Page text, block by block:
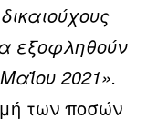
εξοφληθούν
2021».
των ποσών